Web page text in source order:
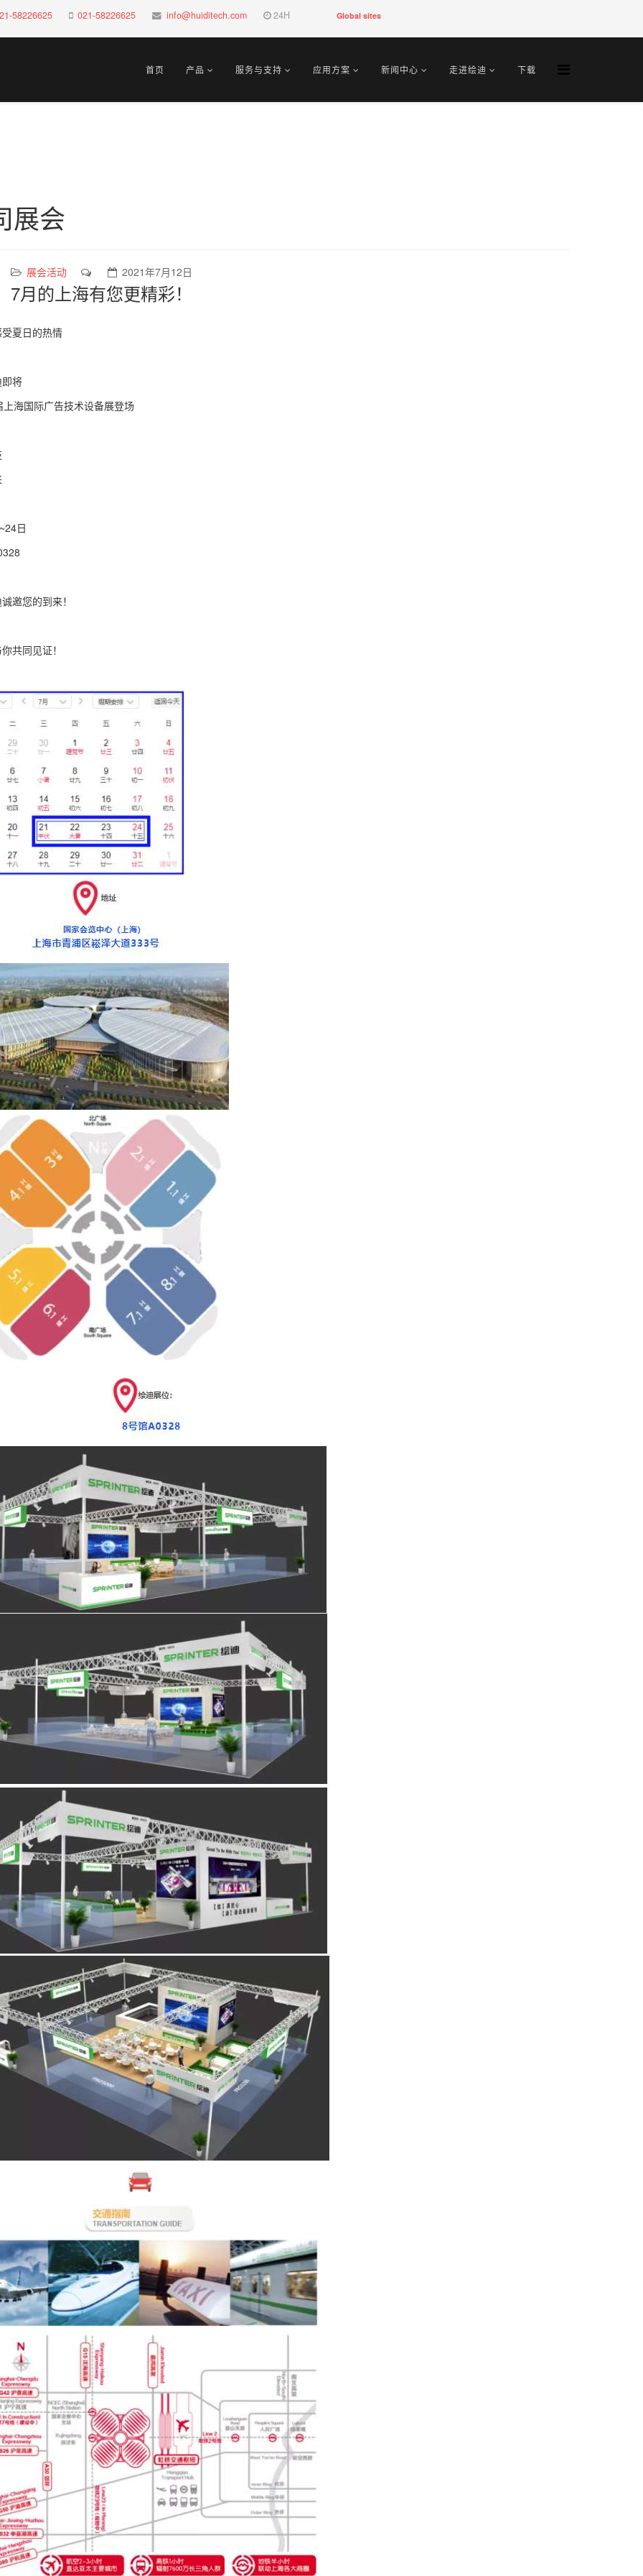
58226625 021-58226625 info@huiditech.com 24H Global sites
首页 产品 服务与支持 应用方案 新闻中心 走进绘迪 下载
展会
展会活动 2021年7月12日
7月的上海有您更精彩！
夏日的热情
将
海国际广告技术设备展登场
日
邀您的到来！
共同见证！